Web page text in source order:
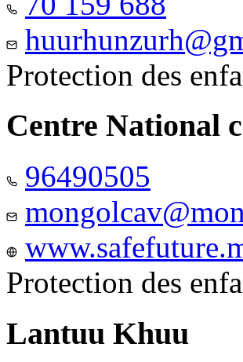
Protection des
Centre National
96490505
Protection des
Lantuu Khuu